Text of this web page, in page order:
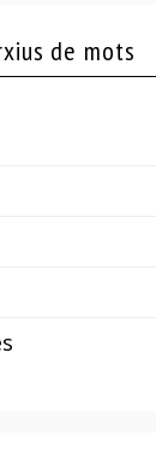
de mots